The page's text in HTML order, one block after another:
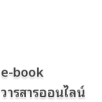
e-book
วารสารออนไลน์